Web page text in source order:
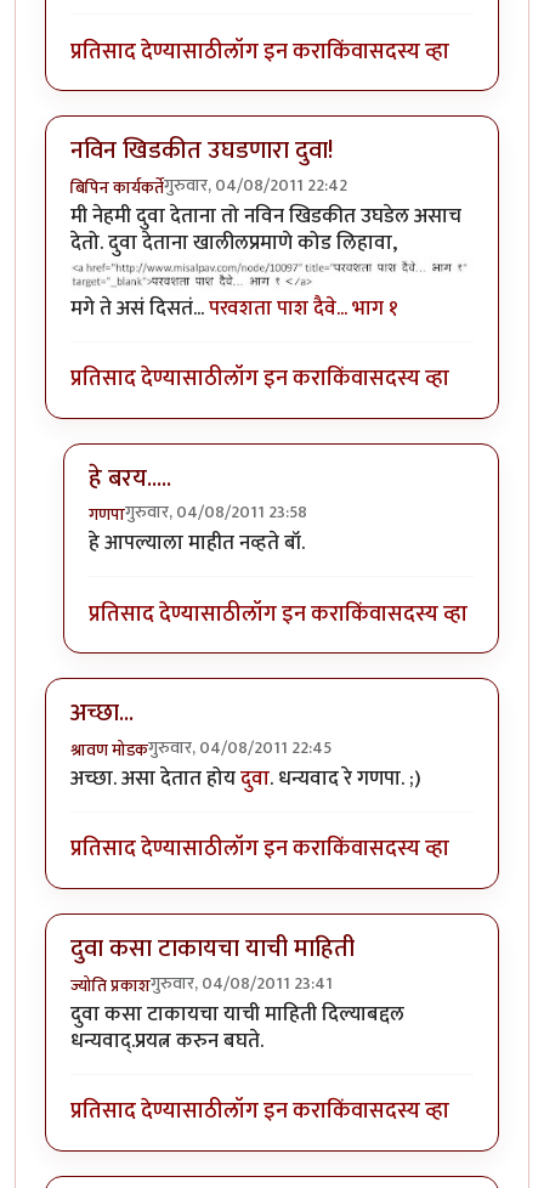
प्रतिसाद देण्यासाठीलॉग इन कराकिंवासदस्य व्हा
नविन खिडकीत उघडणारा दुवा!
बिपिन कार्यकर्तेगुरुवार, 04/08/2011 22:42
मी नेहमी दुवा देताना तो नविन खिडकीत उघडेल असाच
देतो. दुवा देताना खालीलप्रमाणे कोड लिहावा,
मगे ते असं दिसतं...परवशता पाश दैवे... भाग १
प्रतिसाद देण्यासाठीलॉग इन कराकिंवासदस्य व्हा
हे बरय.....
गणपागुरुवार, 04/08/2011 23:58
In reply toनविन खिडकीत उघडणारा दुवा!
हे आपल्याला माहीत नव्हते बॉ.
प्रतिसाद देण्यासाठीलॉग इन कराकिंवासदस्य व्हा
अच्छा...
श्रावण मोडकगुरुवार, 04/08/2011 22:45
अच्छा. असा देतात होयदुवा. धन्यवाद रे गणपा. ;)
प्रतिसाद देण्यासाठीलॉग इन कराकिंवासदस्य व्हा
दुवा कसा टाकायचा याची माहिती
ज्योति प्रकाशगुरुवार, 04/08/2011 23:41
दुवा कसा टाकायचा याची माहिती दिल्याबद्दल
धन्यवाद्.प्रयत्न करुन बघते.
प्रतिसाद देण्यासाठीलॉग इन कराकिंवासदस्य व्हा